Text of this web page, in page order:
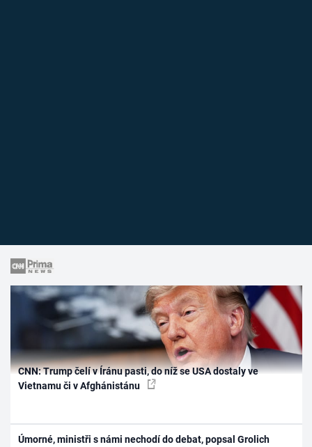
CNN: Trump čelí v Íránu pasti, do níž se USA dostaly ve
Vietnamu či v Afghánistánu
Úmorné, ministři s námi nechodí do debat, popsal Grolich